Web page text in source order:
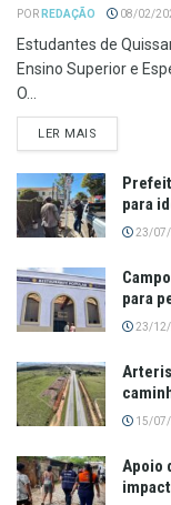
POR REDAÇÃO 08/02/
Estudantes de
Ensino Superior e
O...
LER MAIS
para
23/07/
para
23/12/
15/07/
Apoio